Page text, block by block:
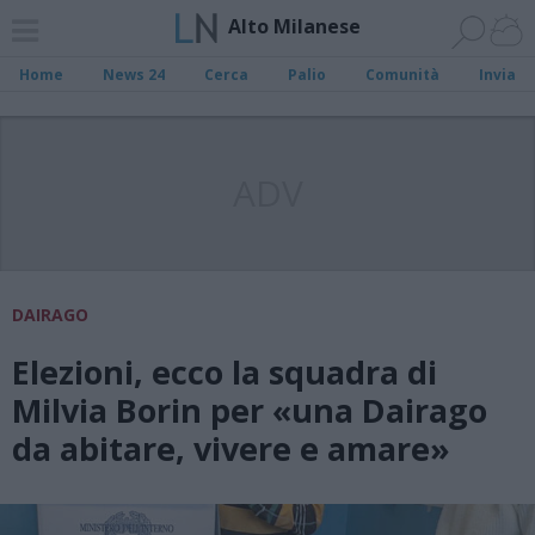
Alto Milanese
Home News 24 Cerca Palio Comunità Invia
DAIRAGO
Elezioni, ecco la squadra di
Milvia Borin per «una Dairago
da abitare, vivere e amare»